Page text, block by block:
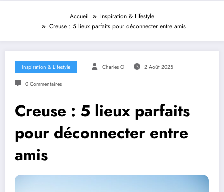
Accueil
Inspiration & Lifestyle
Creuse : 5 lieux parfaits pour déconnecter entre amis
Inspiration & Lifestyle Charles O 2 Août 2025
0 Commentaires
Creuse : 5 lieux parfaits
pour déconnecter entre
amis